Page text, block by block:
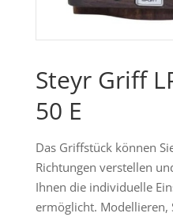
Steyr Griff
50 E
Das Griffstück können
Richtungen verstellen
Ihnen die individuelle
ermöglicht. Modellieren,